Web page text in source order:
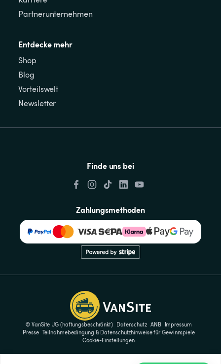
Partnerunternehmen
Entdecke mehr
Shop
Blog
Vorteilswelt
Newsletter
Finde uns bei
Zahlungsmethoden
© VanSite UG (haftungsbeschränkt) Datenschutz ANB
Impressum
Presse Teilnahmebedingung & Datenschutzhinweise für Gewinnspiele
Cookie-Einstellungen